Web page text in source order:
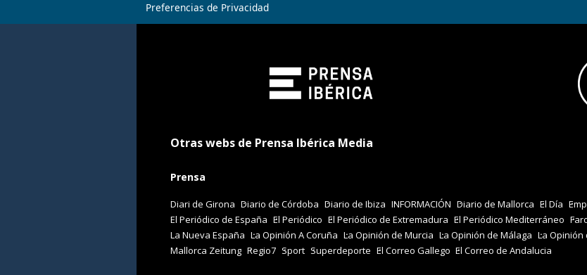
Preferencias de Privacidad
Otras webs de Prensa Ibérica Media
Prensa
Diari de Girona Diario de Córdoba Diario de Ibiza INFORMACIÓN Diario de Mallorca El Día
El Periódico de España El Periódico El Periódico de Extremadura El Periódico Mediterráneo
La Nueva España La Opinión A Coruña La Opinión de Murcia La Opinión de Málaga La Opinión
Mallorca Zeitung Regio7 Sport Superdeporte El Correo Gallego El Correo de Andalucia